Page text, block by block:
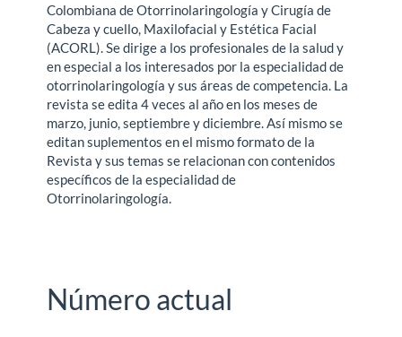
Colombiana de Otorrinolaringología y Cirugía de
Cabeza y cuello, Maxilofacial y Estética Facial
(ACORL). Se dirige a los profesionales de la salud y
en especial a los interesados por la especialidad de
otorrinolaringología y sus áreas de competencia. La
revista se edita 4 veces al año en los meses de
marzo, junio, septiembre y diciembre. Así mismo se
editan suplementos en el mismo formato de la
Revista y sus temas se relacionan con contenidos
específicos de la especialidad de
Otorrinolaringología.
Número actual